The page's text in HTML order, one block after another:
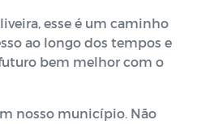
esse é um caminho
ao longo dos tempos e
bem melhor com o
nosso município. Não